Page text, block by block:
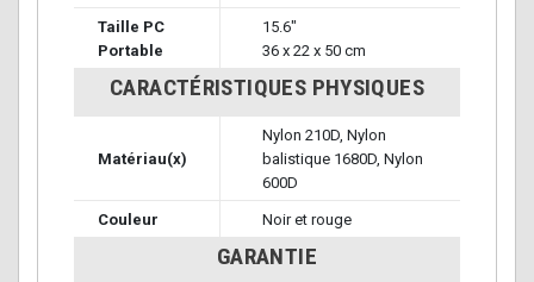
Taille PC
Portable
15.6"
36 x 22 x 50 cm
CARACTÉRISTIQUES PHYSIQUES
Matériau(x)
Nylon 210D, Nylon
balistique 1680D, Nylon
600D
Couleur Noir et rouge
GARANTIE